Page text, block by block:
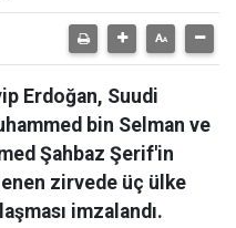
Erdoğan, Suudi
bin Selman ve
Şahbaz Şerif'in
zirvede üç ülke
imzalandı.